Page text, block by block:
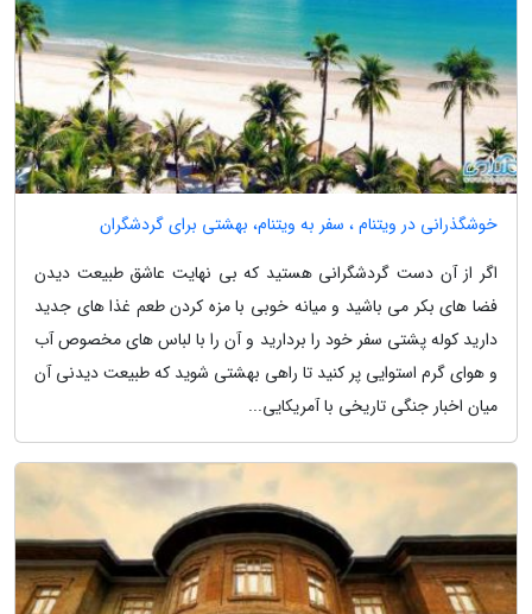
خوشگذرانی در ویتنام ، سفر به ویتنام، بهشتی برای گردشگران
اگر از آن دست گردشگرانی هستید که بی نهایت عاشق طبیعت دیدن
فضا های بکر می باشید و میانه خوبی با مزه کردن طعم غذا های جدید
دارید کوله پشتی سفر خود را بردارید و آن را با لباس های مخصوص آب
و هوای گرم استوایی پر کنید تا راهی بهشتی شوید که طبیعت دیدنی آن
میان اخبار جنگی تاریخی با آمریکایی...